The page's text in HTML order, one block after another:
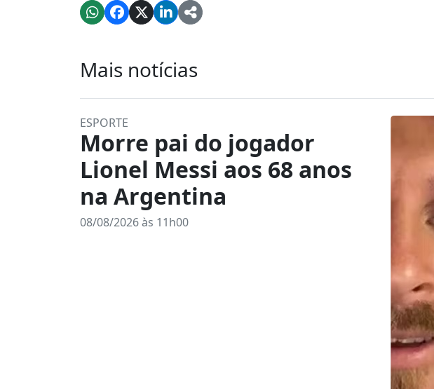
Mais notícias
ESPORTE
Morre pai do jogador
Lionel Messi aos 68 anos
na Argentina
08/08/2026 às 11h00